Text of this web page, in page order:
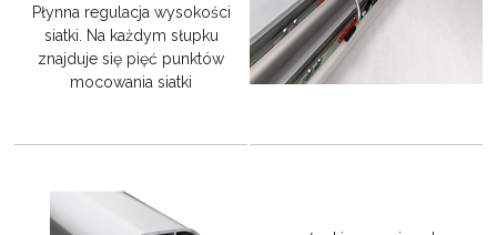
Płynna regulacja wysokości
siatki. Na każdym słupku
znajduje się pięć punktów
mocowania siatki